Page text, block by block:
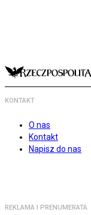
KONTAKT
O nas
Kontakt
Napisz do nas
REKLAMA I PRENUMERATA